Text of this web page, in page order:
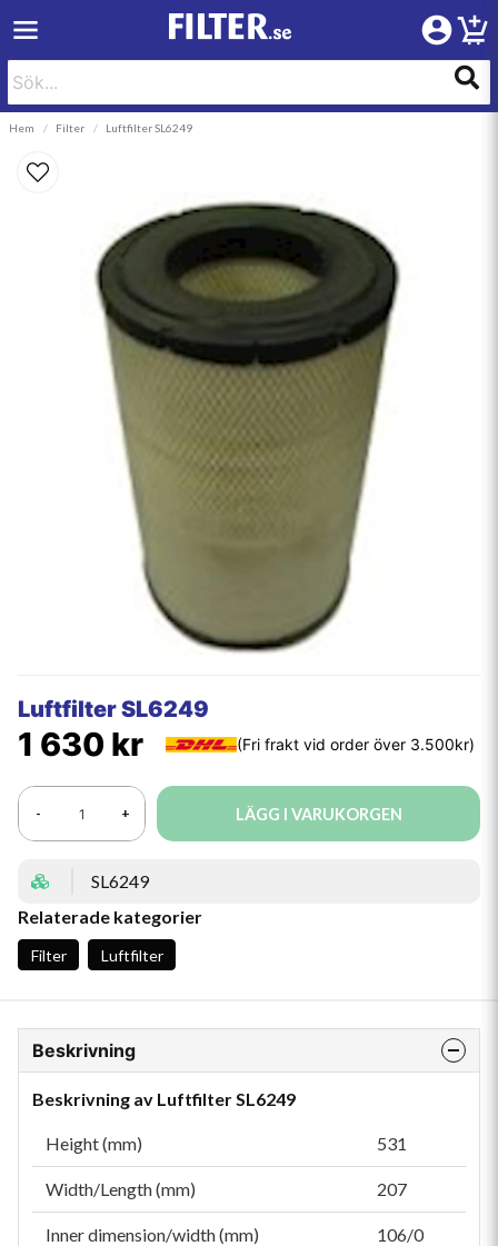
Hem Filter Luftfilter SL6249
Luftfilter SL6249
1 630 kr
- + LÄGG I VARUKORGEN
SL6249
Relaterade kategorier
Filter Luftfilter
Beskrivning
Beskrivning av Luftfilter SL6249
Height (mm) 531
Width/Length (mm) 207
Inner dimension/width (mm) 106/0